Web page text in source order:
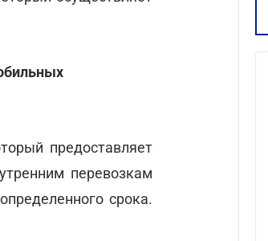
предоставляет
перевозкам
срока.